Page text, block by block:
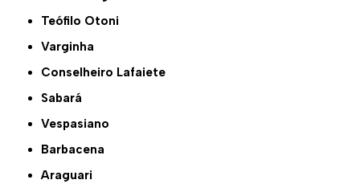
Teófilo Otoni
Varginha
Conselheiro Lafaiete
Sabará
Vespasiano
Barbacena
Araguari